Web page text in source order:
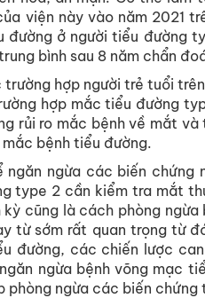
viện này vào năm2021
đường ở người tiểu đường
bình sau 8 năm chẩn
trường hợp người trẻ tuổi trên
hợp mắc tiểu đường
rủi ro mắc bệnh về mắt và
mắc bệnh tiểu đường.
ngăn ngừa các biến chứng
type 2 cần kiểm tra mắt
kỳ cũng là cách phòng ngừa
từ sớm rất quan trọng từ
đường, các chiến lược
ngăn ngừa bệnh võng mạc
phòng ngừa các biến chứng